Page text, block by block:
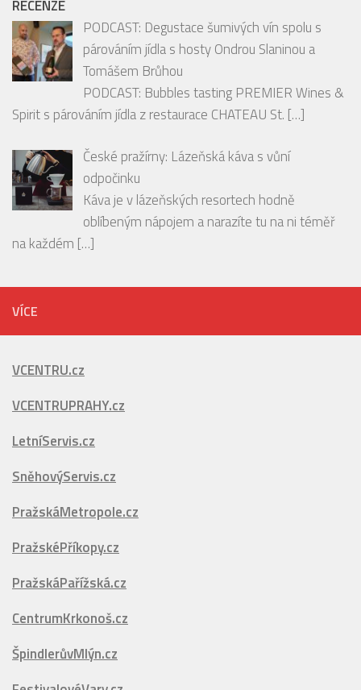
RECENZE
PODCAST: Degustace šumivých vín spolu s
párováním jídla s hosty Ondrou Slaninou a
Tomášem Brůhou
PODCAST: Bubbles tasting PREMIER Wines &
Spirit s párováním jídla z restaurace CHATEAU St. […]
České pražírny: Lázeňská káva s vůní
odpočinku
Káva je v lázeňských resortech hodně
oblíbeným nápojem a narazíte tu na ni téměř
[…]
VCENTRU.cz
VCENTRUPRAHY.cz
LetníServis.cz
SněhovýServis.cz
PražskáMetropole.cz
PražskéPříkopy.cz
PražskáPařížská.cz
CentrumKrkonoš.cz
ŠpindlerůvMlýn.cz